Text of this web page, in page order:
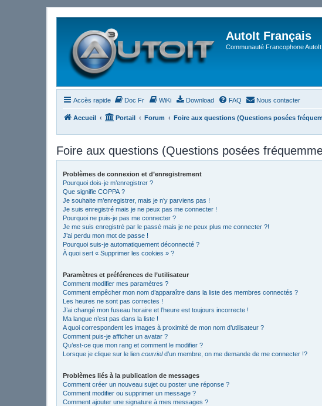
AutoIt Français
Communauté Francophone AutoIt
Accès rapide Doc Fr WiKi Download FAQ Nous contacter
Accueil Portail Forum Foire aux questions (Questions posées
Foire aux questions (Questions posées
Problèmes de connexion et d’enregistrement
Pourquoi dois-je m’enregistrer ?
Que signifie COPPA ?
Je souhaite m’enregistrer, mais je n’y parviens pas !
Je suis enregistré mais je ne peux pas me connecter !
Pourquoi ne puis-je pas me connecter ?
Je me suis enregistré par le passé mais je ne peux plus me connecter ?!
J’ai perdu mon mot de passe !
Pourquoi suis-je automatiquement déconnecté ?
À quoi sert « Supprimer les cookies » ?
Paramètres et préférences de l’utilisateur
Comment modifier mes paramètres ?
Comment empêcher mon nom d’apparaître dans la liste des membres connectés ?
Les heures ne sont pas correctes !
J’ai changé mon fuseau horaire et l’heure est toujours incorrecte !
Ma langue n’est pas dans la liste !
A quoi correspondent les images à proximité de mon nom d’utilisateur ?
Comment puis-je afficher un avatar ?
Qu’est-ce que mon rang et comment le modifier ?
Lorsque je clique sur le lien courrield’un membre, on me demande de me connecter !?
Problèmes liés à la publication de messages
Comment créer un nouveau sujet ou poster une réponse ?
Comment modifier ou supprimer un message ?
Comment ajouter une signature à mes messages ?